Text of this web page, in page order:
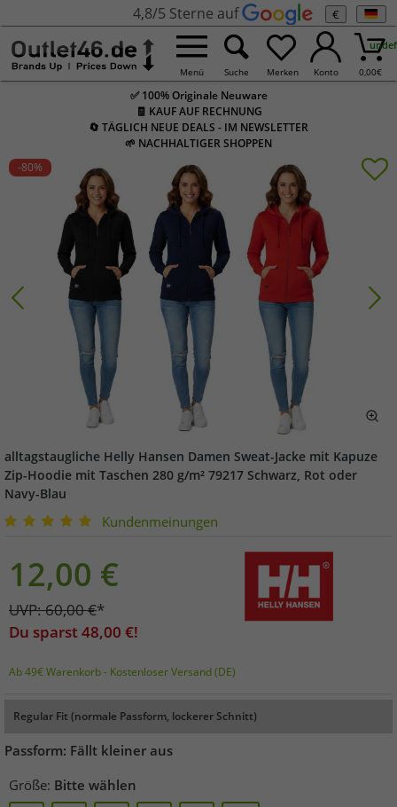
4,8/5 Sterne auf €
Menü Suche Merken Konto 0,00€
✅ 100% Originale Neuware
🧾 KAUF AUF RECHNUNG
🔄 TÄGLICH NEUE DEALS - IM NEWSLETTER
🌱 NACHHALTIGER SHOPPEN
-80%
alltagstaugliche Helly Hansen Damen Sweat-Jacke mit Kapuze
Zip-Hoodie mit Taschen 280 g/m² 79217 Schwarz, Rot oder
Navy-Blau
Kundenmeinungen
12,00 €
UVP:60,00€*
Du sparst 48,00 €!
Ab 49€ Warenkorb - Kostenloser Versand (DE)
Regular Fit (normale Passform, lockerer Schnitt)
Passform: Fällt kleiner aus
Größe: Bitte wählen